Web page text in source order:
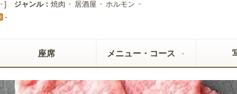
] ジャンル： 焼肉 居酒屋 ホルモン
-
座席 メニュー・コース